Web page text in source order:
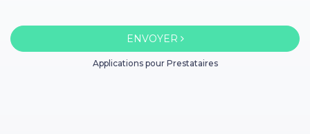
ENVOYER
Applications pour Prestataires